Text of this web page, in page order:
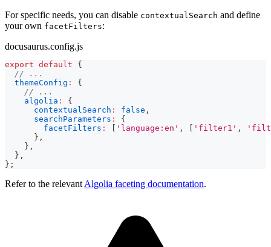
For specific needs, you can disable contextualSearch and define
your own facetFilters:
docusaurus.config.js
export default
{
// ...
themeConfig :
{
// ...
algolia :
{
contextualSearch : false ,
searchParameters :
{
facetFilters : [ 'language:en' , [ 'filter1' ,
} ,
} ,
} ,
} ;
Refer to the relevant Algolia faceting documentation.